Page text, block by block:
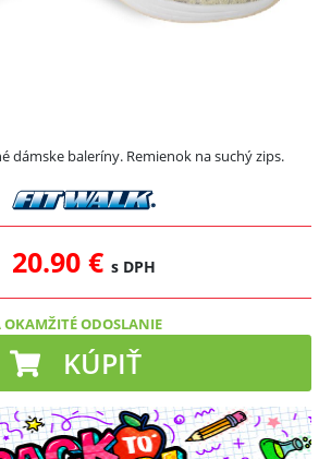
dámske baleríny. Remienok na suchý zips.
20.90 € s DPH
OKAMŽITÉ ODOSLANIE
KÚPIŤ